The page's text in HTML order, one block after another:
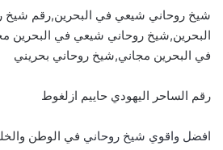
شيخ روحاني شيعي في البحرين,رقم
البحرين,شيخ روحاني شيعي في
في البحرين مجاني,شيخ روحاني بحريني
رقم الساحر اليهودي حاييم ازلغوط
افضل واقوي شيخ روحاني في الوطن